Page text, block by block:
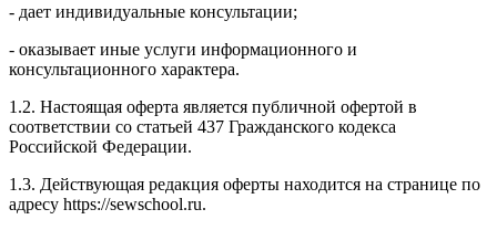
- дает индивидуальные консультации;
- оказывает иные услуги информационного и
консультационного характера.
1.2. Настоящая оферта является публичной офертой в
соответствии со статьей 437 Гражданского кодекса
Российской Федерации.
1.3. Действующая редакция оферты находится на странице по
адресу https://sewschool.ru.